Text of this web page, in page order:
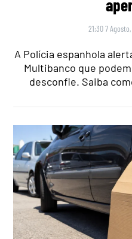
21:30 7
A Polícia espanhola
Multibanco que
desconfie. Saiba